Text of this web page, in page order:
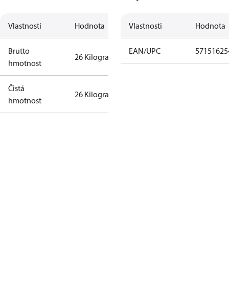
Vlastnosti Hodnota
Brutto
hmotnost
26 Kilogram
Čistá
hmotnost
26 Kilogram
Vlastnosti Hodnota
EAN/UPC